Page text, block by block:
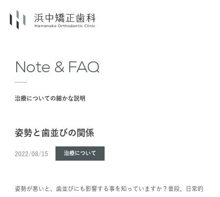
Note & FAQ
治療についての細かな説明
姿勢と歯並びの関係
2022/08/15 治療について
姿勢が悪いと、歯並びにも影響する事を知っていますか？普段、日常的